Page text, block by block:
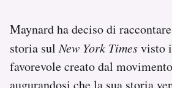
Maynard ha deciso di
storia sulNew York Timesvisto
favorevole creato dal movimento
augurandosi che la sua storia